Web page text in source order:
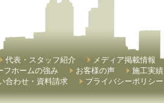
代表・スタッフ紹介 メディア掲載情報
フホームの強み お客様の声 施工実績
合わせ・資料請求 プライバシーポリシー